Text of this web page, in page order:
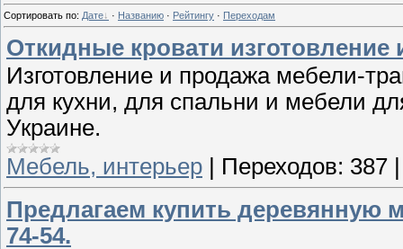
Сортировать по: Дате · Названию · Рейтингу · Переходам
Откидные кровати изготовление
Изготовление и продажа мебели-
для кухни, для спальни и мебели
Украине.
Мебель, интерьер
Переходов: 387
Предлагаем купить деревянную
74-54.